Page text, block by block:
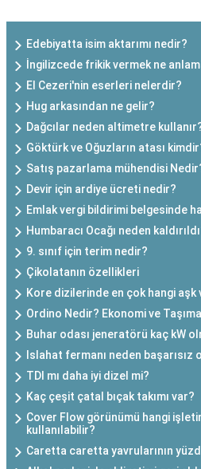
Edebiyatta isim aktarımı nedir?
İngilizcede frikik vermek ne
El Cezeri'nin eserleri nelerdir?
Hug arkasından ne gelir?
Dağcılar neden altimetre
Göktürk ve Oğuzların atası
Satış pazarlama mühendisi
Devir için ardiye ücreti nedir?
Emlak vergi bildirimi belgesinde
Humbaracı Ocağı neden
9. sınıf için terim nedir?
Çikolatanın özellikleri
Kore dizilerinde en çok hangi aşk
Ordino Nedir? Ekonomi ve
Buhar odası jeneratörü kaç kW
Islahat fermanı neden başarısız
TDI mı daha iyi dizel mi?
Kaç çeşit çatal bıçak takımı var?
Cover Flow görünümü hangi
kullanılabilir?
Caretta caretta yavrularının